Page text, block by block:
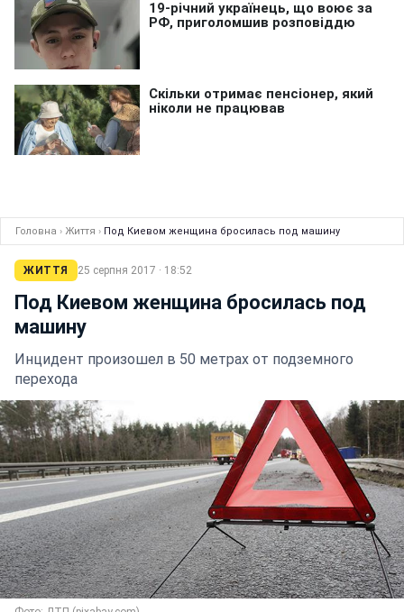
Головна › Життя › Под Киевом женщина бросилась под машину
ЖИТТЯ 25 серпня 2017 · 18:52
Под Киевом женщина бросилась под
машину
Инцидент произошел в 50 метрах от подземного
перехода